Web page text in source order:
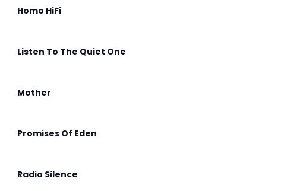
Homo HiFi
Listen To The Quiet One
Mother
Promises Of Eden
Radio Silence